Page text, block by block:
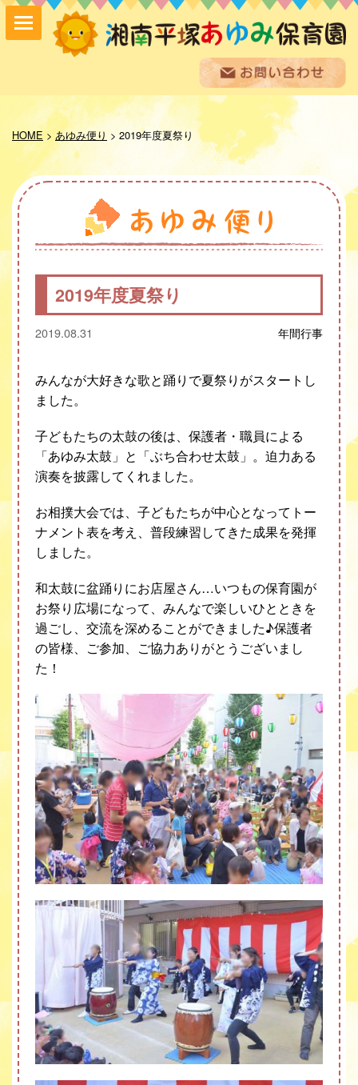
HOME> あゆみ便り > 2019年度夏祭り
2019年度夏祭り
2019.08.31 年間行事
みんなが大好きな歌と踊りで夏祭りがスタートし
ました。
子どもたちの太鼓の後は、保護者・職員による
「あゆみ太鼓」と「ぶち合わせ太鼓」。迫力ある
演奏を披露してくれました。
お相撲大会では、子どもたちが中心となってトー
ナメント表を考え、普段練習してきた成果を発揮
しました。
和太鼓に盆踊りにお店屋さん…いつもの保育園が
お祭り広場になって、みんなで楽しいひとときを
過ごし、交流を深めることができました♪保護者
の皆様、ご参加、ご協力ありがとうございまし
た！
保育方針
園の紹介
保育内容
入園案内
採用情報
お問い合わせ
あゆみ便り
給食室だより
あゆみギャラリー
プライバシーポリシー
サイトマップ